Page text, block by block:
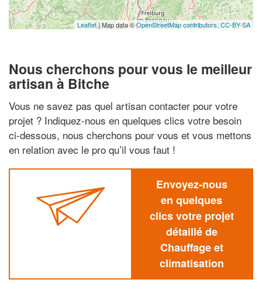
Leaflet| Map data ©OpenStreetMap contributors, CC-BY-SA
Nous cherchons pour vous le meilleur
artisan à Bitche
Vous ne savez pas quel artisan contacter pour votre
projet ? Indiquez-nous en quelques clics votre besoin
ci-dessous, nous cherchons pour vous et vous mettons
en relation avec le pro qu’il vous faut !
Envoyez-nous
en quelques
clics votre projet
détaillé de
Chauffage et
climatisation